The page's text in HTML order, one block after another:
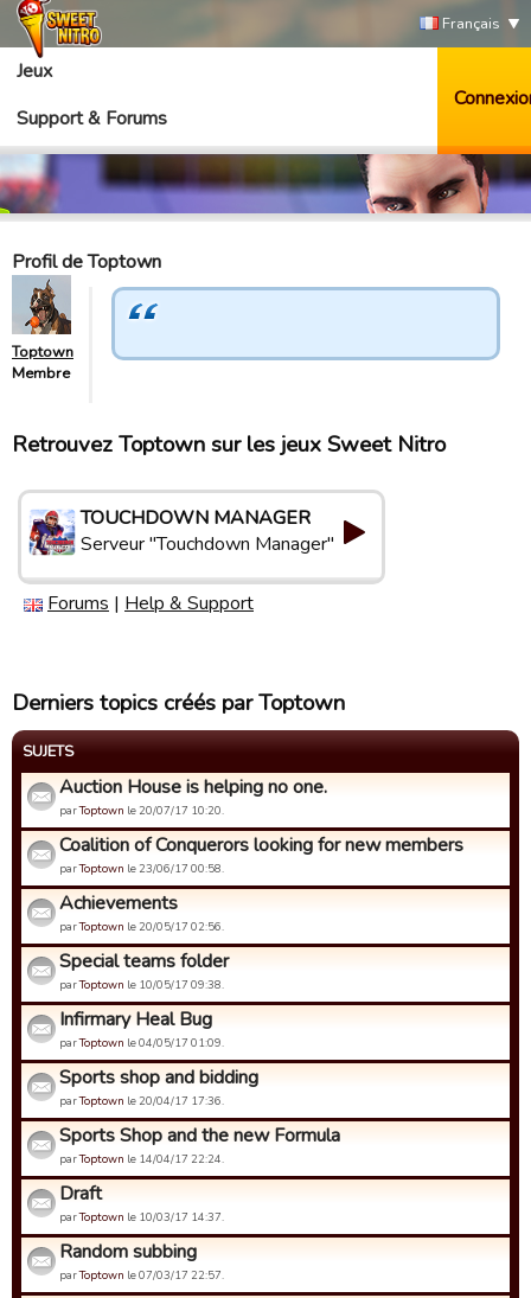
Français
Jeux
Support & Forums
Profil de Toptown
Toptown
Membre
Retrouvez Toptown sur les jeux Sweet Nitro
TOUCHDOWN MANAGER
Serveur "Touchdown Manager"
Forums | Help & Support
Derniers topics créés par Toptown
SUJETS
Auction House is helping no one.
parToptown le 20/07/17 10:20.
Coalition of Conquerors looking for new members
parToptown le 23/06/17 00:58.
Achievements
parToptown le 20/05/17 02:56.
Special teams folder
parToptown le 10/05/17 09:38.
Infirmary Heal Bug
parToptown le 04/05/17 01:09.
Sports shop and bidding
parToptown le 20/04/17 17:36.
Sports Shop and the new Formula
parToptown le 14/04/17 22:24.
Draft
parToptown le 10/03/17 14:37.
Random subbing
parToptown le 07/03/17 22:57.